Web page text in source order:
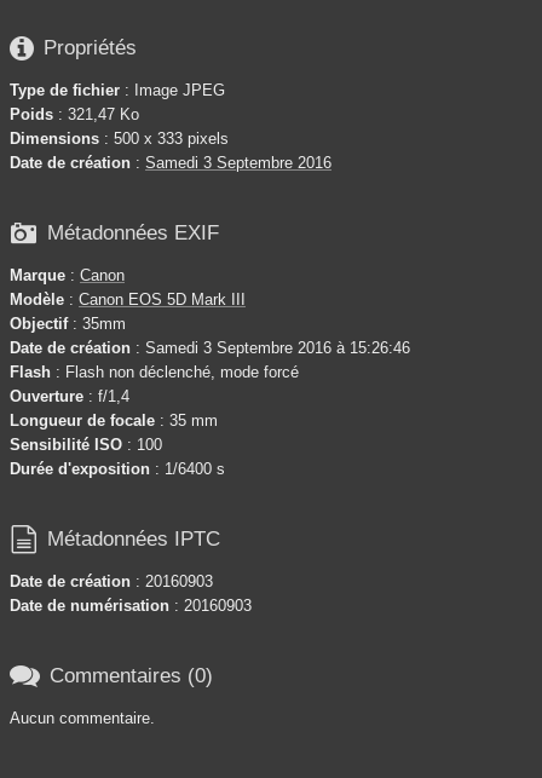
 Propriétés
Type de fichier : Image JPEG
Poids : 321,47 Ko
Dimensions : 500 x 333 pixels
Date de création : Samedi 3 Septembre 2016
 Métadonnées EXIF
Marque : Canon
Modèle : Canon EOS 5D Mark III
Objectif: 35mm
Date de création : Samedi 3 Septembre 2016 à 15:26:46
Flash : Flash non déclenché, mode forcé
Ouverture : f/1,4
Longueur de focale : 35 mm
Sensibilité ISO : 100
Durée d'exposition : 1/6400 s
 Métadonnées IPTC
Date de création : 20160903
Date de numérisation : 20160903
 Commentaires (0)
Aucun commentaire.